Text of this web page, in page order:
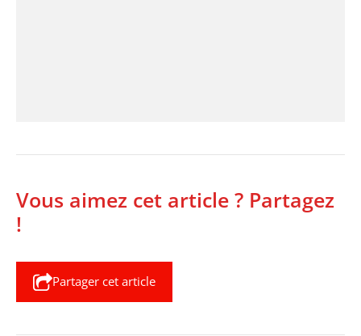
Vous aimez cet article ? Partagez
!
Partager cet article